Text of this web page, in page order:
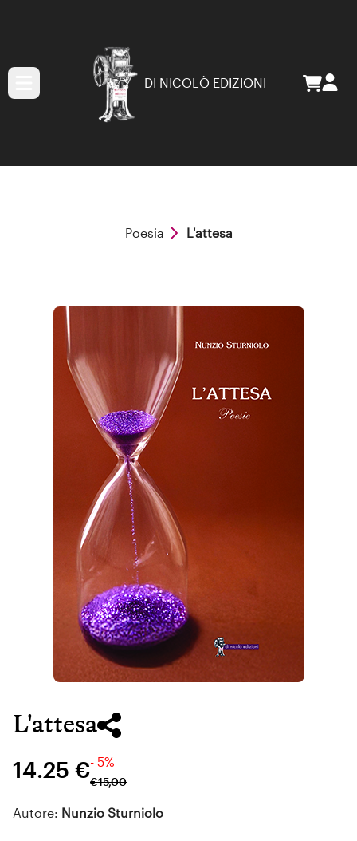
DI NICOLÒ EDIZIONI
Poesia L'attesa
L'attesa
14.25 €- 5%
€15,00
Autore: Nunzio Sturniolo